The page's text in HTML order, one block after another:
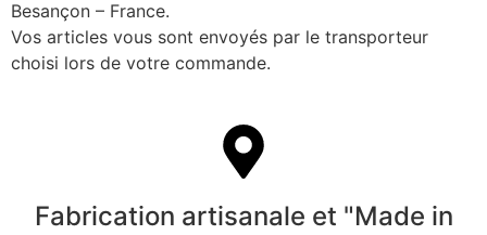
Besançon – France.
Vos articles vous sont envoyés par le transporteur
choisi lors de votre commande.
Fabrication artisanale et "Made in